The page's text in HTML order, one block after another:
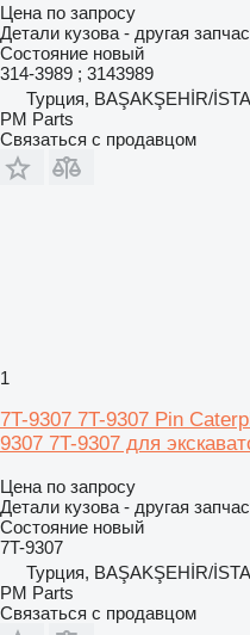
Цена по запросу
Детали кузова - другая
Состояние новый
314-3989 ; 3143989
Турция, BAŞAKŞEHİR/
PM Parts
Связаться с продавцом
1
7T-9307 7T-9307 Pin
9307 7T-9307 для
Цена по запросу
Детали кузова - другая
Состояние новый
7T-9307
Турция, BAŞAKŞEHİR/
PM Parts
Связаться с продавцом